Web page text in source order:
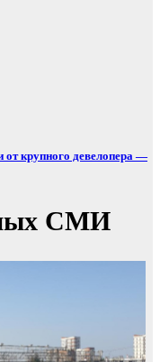
крупного девелопера —